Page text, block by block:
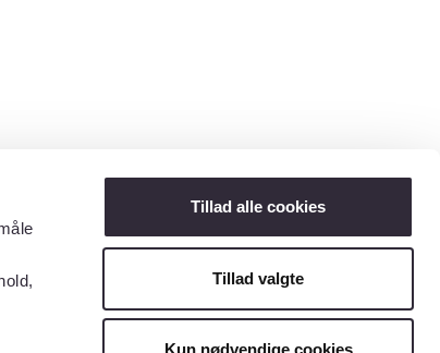
Tillad alle cookies
Tillad valgte
Kun nødvendige cookies